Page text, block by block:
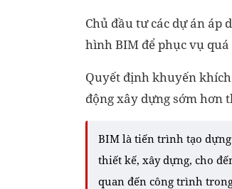
Chủ đầu tư các dự án
hình BIM để phục vụ
Quyết định khuyến
động xây dựng sớm hơn
BIM là tiến trình tạo
thiết kế, xây dựng, cho
quan đến công trình